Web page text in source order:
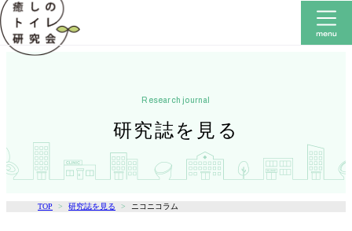
研究誌を見る
research journal
TOP 研究誌を見る ニコニコラム